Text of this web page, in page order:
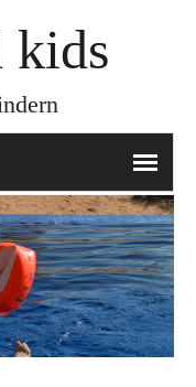
kids